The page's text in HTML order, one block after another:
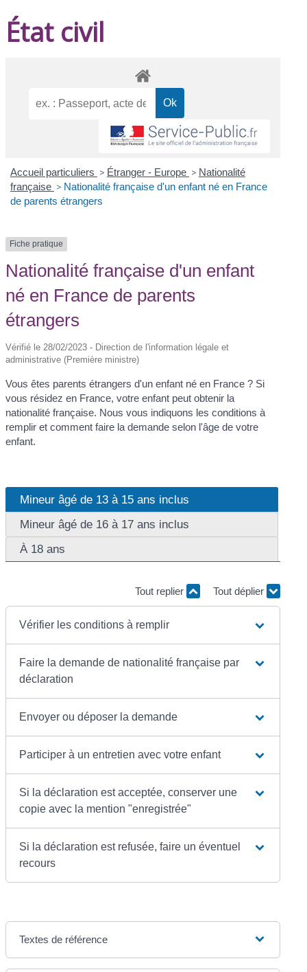
État civil
Accueil particuliers > Étranger - Europe > Nationalité
française > Nationalité française d'un enfant né en France
de parents étrangers
Fiche pratique
Nationalité française d'un enfant
né en France de parents
étrangers
Vérifié le 28/02/2023 - Direction de l'information légale et
administrative (Première ministre)
Vous êtes parents étrangers d'un enfant né en France ? Si
vous résidez en France, votre enfant peut obtenir la
nationalité française. Nous vous indiquons les conditions à
remplir et comment faire la demande selon l'âge de votre
enfant.
Mineur âgé de 13 à 15 ans inclus
Mineur âgé de 16 à 17 ans inclus
À 18 ans
Tout replier Tout déplier
Vérifier les conditions à remplir
Faire la demande de nationalité française par
déclaration
Envoyer ou déposer la demande
Participer à un entretien avec votre enfant
Si la déclaration est acceptée, conserver une
copie avec la mention "enregistrée"
Si la déclaration est refusée, faire un éventuel
recours
Textes de référence